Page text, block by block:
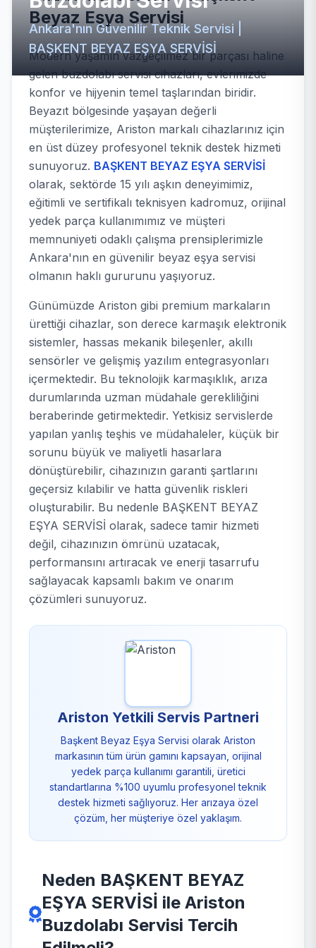
Ankara'nın Güvenilir Teknik Servisi |
BAŞKENT BEYAZ EŞYA SERVİSİ
Beyaz Eşya Servisi
Modern yaşamın vazgeçilmez bir parçası haline
gelen buzdolabı servisi cihazları, evlerimizde
konfor ve hijyenin temel taşlarından biridir.
Beyazıt bölgesinde yaşayan değerli
müşterilerimize, Ariston markalı cihazlarınız için
en üst düzey profesyonel teknik destek hizmeti
sunuyoruz. BAŞKENT BEYAZ EŞYA SERVİSİ
olarak, sektörde 15 yılı aşkın deneyimimiz,
eğitimli ve sertifikalı teknisyen kadromuz, orijinal
yedek parça kullanımımız ve müşteri
memnuniyeti odaklı çalışma prensiplerimizle
Ankara'nın en güvenilir beyaz eşya servisi
olmanın haklı gururunu yaşıyoruz.
Günümüzde Ariston gibi premium markaların
ürettiği cihazlar, son derece karmaşık elektronik
sistemler, hassas mekanik bileşenler, akıllı
sensörler ve gelişmiş yazılım entegrasyonları
içermektedir. Bu teknolojik karmaşıklık, arıza
durumlarında uzman müdahale gerekliliğini
beraberinde getirmektedir. Yetkisiz servislerde
yapılan yanlış teşhis ve müdahaleler, küçük bir
sorunu büyük ve maliyetli hasarlara
dönüştürebilir, cihazınızın garanti şartlarını
geçersiz kılabilir ve hatta güvenlik riskleri
oluşturabilir. Bu nedenle BAŞKENT BEYAZ
EŞYA SERVİSİ olarak, sadece tamir hizmeti
değil, cihazınızın ömrünü uzatacak,
performansını artıracak ve enerji tasarrufu
sağlayacak kapsamlı bakım ve onarım
çözümleri sunuyoruz.
Ariston Yetkili Servis Partneri
Başkent Beyaz Eşya Servisi olarak Ariston
markasının tüm ürün gamını kapsayan, orijinal
yedek parça kullanımı garantili, üretici
standartlarına %100 uyumlu profesyonel teknik
destek hizmeti sağlıyoruz. Her arızaya özel
çözüm, her müşteriye özel yaklaşım.
Neden BAŞKENT BEYAZ
EŞYA SERVİSİ ile Ariston
Buzdolabı Servisi Tercih